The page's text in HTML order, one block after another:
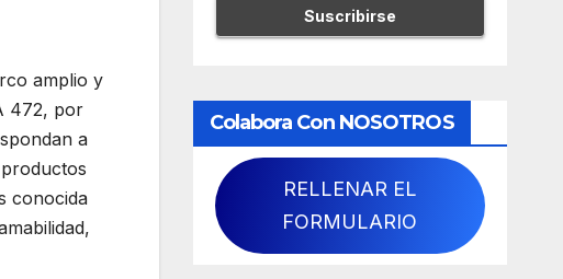
amplio y
472, por
a
conocida
Colabora Con NOSOTROS
RELLENAR EL
FORMULARIO